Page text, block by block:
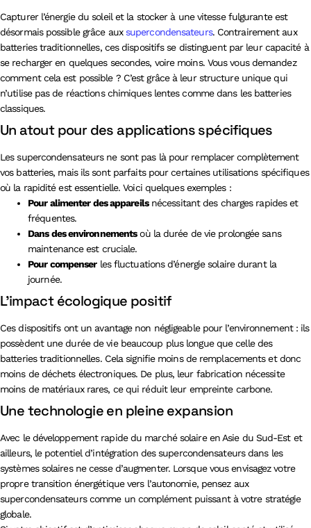
Capturer l’énergie du soleil et la stocker à une vitesse fulgurante est
désormais possible grâce auxsupercondensateurs. Contrairement aux
batteries traditionnelles, ces dispositifs se distinguent par leur capacité à
se recharger en quelques secondes, voire moins. Vous vous demandez
comment cela est possible ? C’est grâce à leur structure unique qui
n’utilise pas de réactions chimiques lentes comme dans les batteries
classiques.
Un atout pour des applications spécifiques
Les supercondensateurs ne sont pas là pour remplacer complètement
vos batteries, mais ils sont parfaits pour certaines utilisations spécifiques
où la rapidité est essentielle. Voici quelques exemples :
Pour alimenter des appareilsnécessitant des charges rapides et
fréquentes.
Dans des environnementsoù la durée de vie prolongée sans
maintenance est cruciale.
Pour compenserles fluctuations d’énergie solaire durant la
journée.
L’impact écologique positif
Ces dispositifs ont un avantage non négligeable pour l’environnement : ils
possèdent une durée de vie beaucoup plus longue que celle des
batteries traditionnelles. Cela signifie moins de remplacements et donc
moins de déchets électroniques. De plus, leur fabrication nécessite
moins de matériaux rares, ce qui réduit leur empreinte carbone.
Une technologie en pleine expansion
Avec le développement rapide du marché solaire en Asie du Sud-Est et
ailleurs, le potentiel d’intégration des supercondensateurs dans les
systèmes solaires ne cesse d’augmenter. Lorsque vous envisagez votre
propre transition énergétique vers l’autonomie, pensez aux
supercondensateurs comme un complément puissant à votre stratégie
globale.